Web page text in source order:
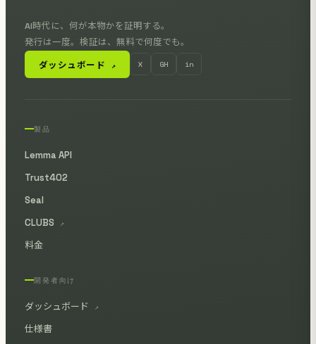
AI時代に、何が本物かを証明する。
発行は一度。検証は、無料で何度でも。
ダッシュボード ↗ X GH in
製品
Lemma API
Trust402
Seal
CLUBS
↗
料金
開発者向け
ダッシュボード ↗
仕様書